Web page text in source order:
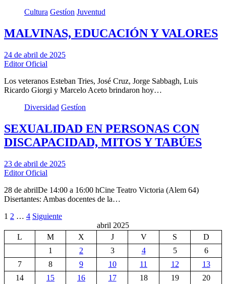
Cultura Gestíon Juventud
MALVINAS, EDUCACIÓN Y VALORES
24 de abril de 2025
Editor Oficial
Los veteranos Esteban Tries, José Cruz, Jorge Sabbagh, Luis
Ricardo Giorgi y Marcelo Aceto brindaron hoy…
Diversidad Gestíon
SEXUALIDAD EN PERSONAS CON
DISCAPACIDAD, MITOS Y TABÚES
23 de abril de 2025
Editor Oficial
28 de abrilDe 14:00 a 16:00 hCine Teatro Victoria (Alem 64)
Disertantes: Ambas docentes de la…
Paginación
de
entradas
1 2 … 4 Siguiente
abril 2025
L
M X J V S
D
1
2 3 4 5
6
7
8 9 10 11 12
13
14
15 16 17 18 19
20